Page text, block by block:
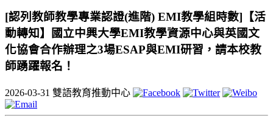
[認列教師教學專業認證(進階) EMI教學組時數]【活
動轉知】國立中興大學EMI教學資源中心與英國文
化協會合作辦理之3場ESAP與EMI研習，請本校教
師踴躍報名！
2026-03-31 雙語教育推動中心